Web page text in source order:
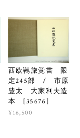
西欧羈旅覚書 限
定245部 / 市原
豊太 大家利夫造
本 [35676]
¥16,500